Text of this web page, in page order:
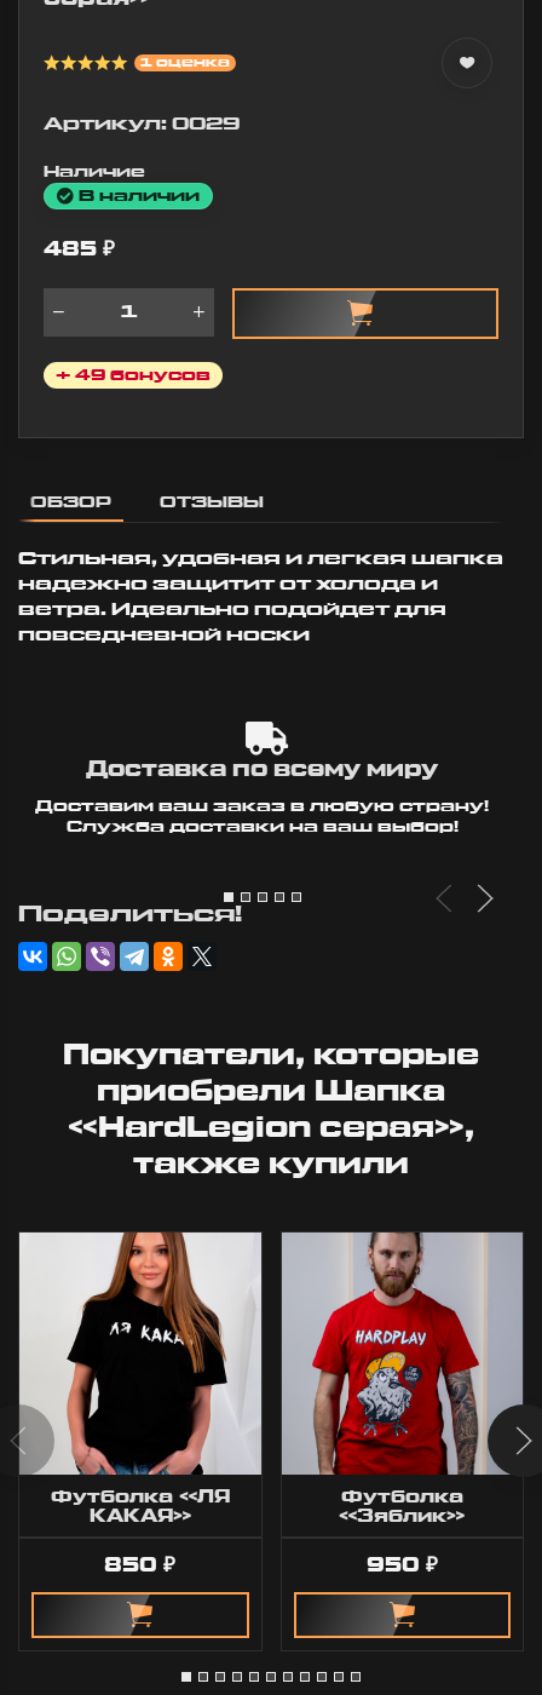
молодому
человеку
"BAN", осталась
очень довольна!
замечательное:
плотная,
ощупь, принт
яркий и
сделано
действительно
качественно.
Доставка очень
Карина
1 оценка
Артикул: 0029
Наличие
В наличии
485 ₽
+ 49 бонусов
ОБЗОР ОТЗЫВЫ
Стильная, удобная и легкая шапка
надежно защитит от холода и
ветра. Идеально подойдет для
повседневной носки
Доставка по всему миру
Доставим ваш заказ в любую страну!
Служба доставки на ваш выбор!
Поделиться!
Покупатели, которые
приобрели Шапка
«HardLegion серая»,
также купили
Футболка «ЛЯ
КАКАЯ»
850₽
Футболка
«Зяблик»
950 ₽